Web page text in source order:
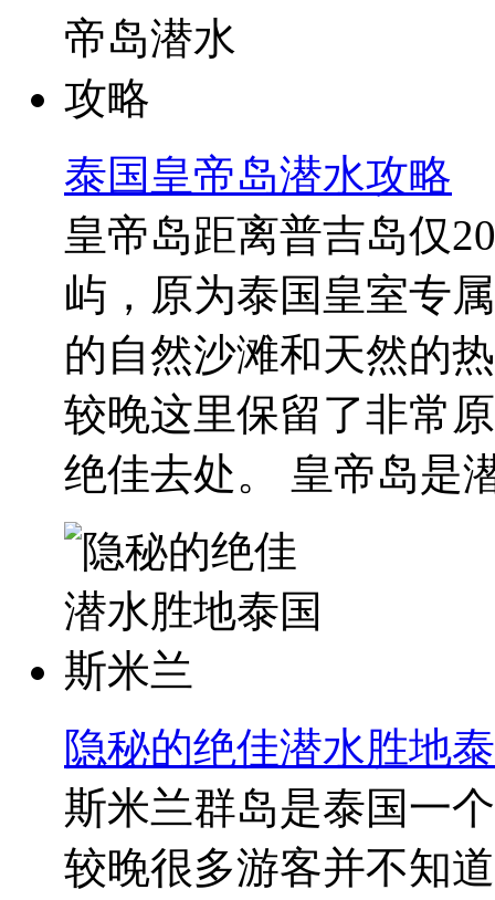
泰国皇帝岛潜水攻略
皇帝岛距离普吉岛仅
屿，原为泰国皇室专
的自然沙滩和天然的
较晚这里保留了非常
绝佳去处。 皇帝岛是
隐秘的绝佳潜水胜地
斯米兰群岛是泰国一
较晚很多游客并不知